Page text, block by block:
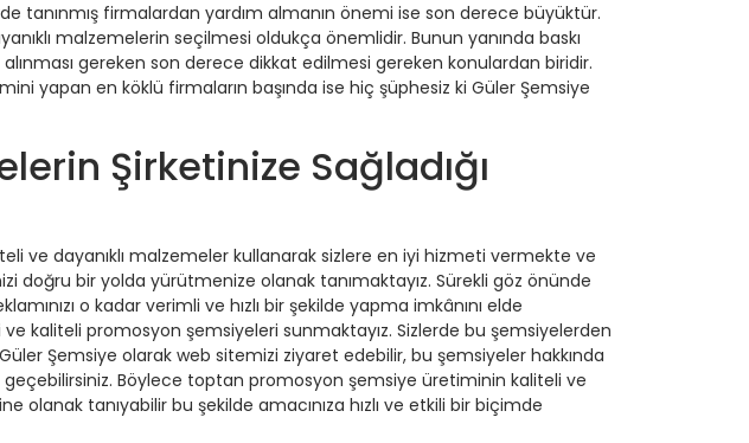
tanınmış firmalardan yardım almanın önemi ise son derece büyüktür.
malzemelerin seçilmesi oldukça önemlidir. Bunun yanında baskı
alınması gereken son derece dikkat edilmesi gereken konulardan biridir.
yapan en köklü firmaların başında ise hiç şüphesiz ki Güler Şemsiye
Şirketinize Sağladığı
ve dayanıklı malzemeler kullanarak sizlere en iyi hizmeti vermekte ve
doğru bir yolda yürütmenize olanak tanımaktayız. Sürekli göz önünde
o kadar verimli ve hızlı bir şekilde yapma imkânını elde
kaliteli promosyon şemsiyeleri sunmaktayız. Sizlerde bu şemsiyelerden
Şemsiye olarak web sitemizi ziyaret edebilir, bu şemsiyeler hakkında
Böylece toptan promosyon şemsiye üretiminin kaliteli ve
olanak tanıyabilir bu şekilde amacınıza hızlı ve etkili bir biçimde